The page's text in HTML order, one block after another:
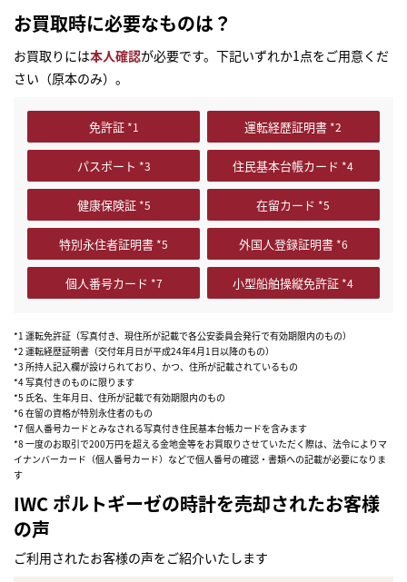
お買取時に必要なものは？
お買取りには本人確認が必要です。下記いずれか1点をご用意くだ
さい（原本のみ）。
免許証 運転経歴証明書
パスポート 住民基本台帳カード
健康保険証 在留カード
特別永住者証明書 外国人登録証明書
個人番号カード 小型船舶操縦免許証
*1 運転免許証（写真付き、現住所が記載で各公安委員会発行で有効期限内のもの）
*2 運転経歴証明書（交付年月日が平成24年4月1日以降のもの）
*3 所持人記入欄が設けられており、かつ、住所が記載されているもの
*4 写真付きのものに限ります
*5 氏名、生年月日、住所が記載で有効期限内のもの
*6 在留の資格が特別永住者のもの
*7 個人番号カードとみなされる写真付き住民基本台帳カードを含みます
*8 一度のお取引で200万円を超える金地金等をお買取りさせていただく際は、法令によりマ
イナンバーカード（個人番号カード）などで個人番号の確認・書類への記載が必要になりま
す
IWC ポルトギーゼの時計を売却されたお客様
の声
ご利用されたお客様の声をご紹介いたします
かんたん30秒でお試し査定